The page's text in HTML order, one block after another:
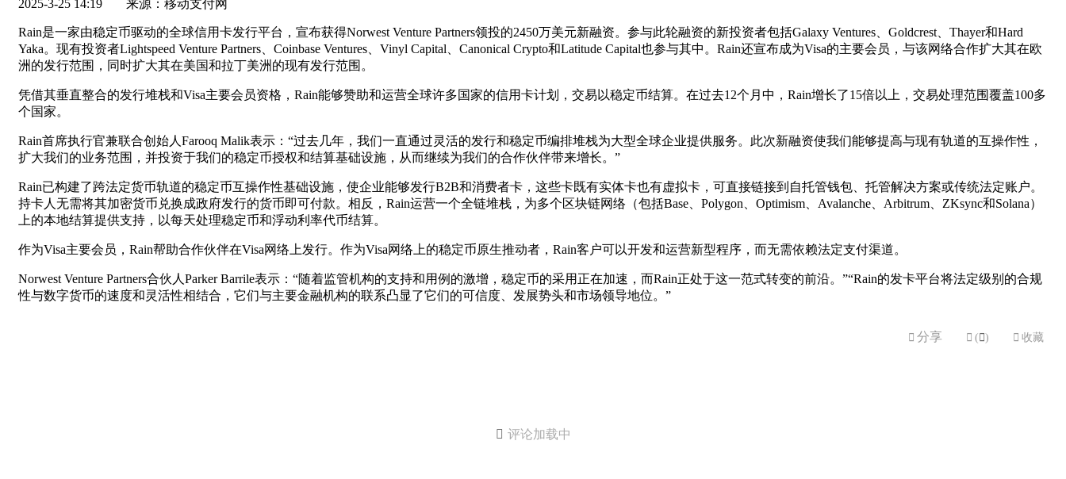
2025-3-25 14:19 来源：移动支付网
Rain是一家由稳定币驱动的全球信用卡发行平台，宣布获得Norwest Venture Partners领投的2450万美元新融资。参与此轮融资的新投资者包括Galaxy Ventures、Goldcrest、Thayer和Hard
Yaka。现有投资者Lightspeed Venture Partners、Coinbase Ventures、Vinyl Capital、Canonical Crypto和Latitude Capital也参与其中。Rain还宣布成为Visa的主要会员，与该网络合作扩大其在欧
洲的发行范围，同时扩大其在美国和拉丁美洲的现有发行范围。
凭借其垂直整合的发行堆栈和Visa主要会员资格，Rain能够赞助和运营全球许多国家的信用卡计划，交易以稳定币结算。在过去12个月中，Rain增长了15倍以上，交易处理范围覆盖100多
个国家。
Rain首席执行官兼联合创始人Farooq Malik表示：“过去几年，我们一直通过灵活的发行和稳定币编排堆栈为大型全球企业提供服务。此次新融资使我们能够提高与现有轨道的互操作性，
扩大我们的业务范围，并投资于我们的稳定币授权和结算基础设施，从而继续为我们的合作伙伴带来增长。”
Rain已构建了跨法定货币轨道的稳定币互操作性基础设施，使企业能够发行B2B和消费者卡，这些卡既有实体卡也有虚拟卡，可直接链接到自托管钱包、托管解决方案或传统法定账户。
持卡人无需将其加密货币兑换成政府发行的货币即可付款。相反，Rain运营一个全链堆栈，为多个区块链网络（包括Base、Polygon、Optimism、Avalanche、Arbitrum、ZKsync和Solana）
上的本地结算提供支持，以每天处理稳定币和浮动利率代币结算。
作为Visa主要会员，Rain帮助合作伙伴在Visa网络上发行。作为Visa网络上的稳定币原生推动者，Rain客户可以开发和运营新型程序，而无需依赖法定支付渠道。
Norwest Venture Partners合伙人Parker Barrile表示：“随着监管机构的支持和用例的激增，稳定币的采用正在加速，而Rain正处于这一范式转变的前沿。”“Rain的发卡平台将法定级别的合规
性与数字货币的速度和灵活性相结合，它们与主要金融机构的联系凸显了它们的可信度、发展势头和市场领导地位。”
 分享  ( )  收藏
 评论加载中